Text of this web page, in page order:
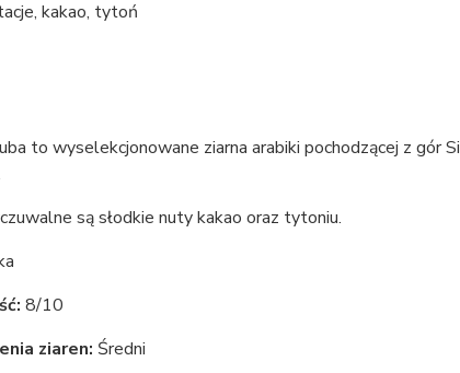
kakao, tytoń
to wyselekcjonowane ziarna arabiki pochodzącej z gór
są słodkie nuty kakao oraz tytoniu.
8/10
ziaren: Średni